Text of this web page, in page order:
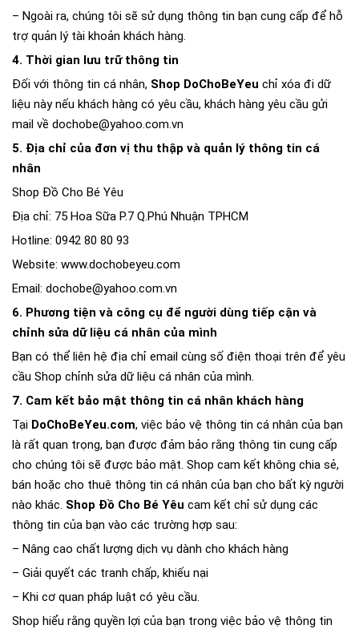
– Ngoài ra, chúng tôi sẽ sử dụng thông tin bạn cung cấp để hỗ
trợ quản lý tài khoản khách hàng.
4. Thời gian lưu trữ thông tin
Đối với thông tin cá nhân, Shop DoChoBeYeu chỉ xóa đi dữ
liệu này nếu khách hàng có yêu cầu, khách hàng yêu cầu gửi
mail về dochobe@yahoo.com.vn
5. Địa chỉ của đơn vị thu thập và quản lý thông tin cá
nhân
Shop Đồ Cho Bé Yêu
Địa chỉ: 75 Hoa Sữa P.7 Q.Phú Nhuận TPHCM
Hotline: 0942 80 80 93
Website: www.dochobeyeu.com
Email: dochobe@yahoo.com.vn
6. Phương tiện và công cụ để người dùng tiếp cận và
chỉnh sửa dữ liệu cá nhân của mình
Bạn có thể liên hệ địa chỉ email cùng số điện thoại trên để yêu
cầu Shop chỉnh sửa dữ liệu cá nhân của mình.
7. Cam kết bảo mật thông tin cá nhân khách hàng
Tại DoChoBeYeu.com, việc bảo vệ thông tin cá nhân của bạn
là rất quan trọng, bạn được đảm bảo rằng thông tin cung cấp
cho chúng tôi sẽ được bảo mật. Shop cam kết không chia sẻ,
bán hoặc cho thuê thông tin cá nhân của bạn cho bất kỳ người
nào khác. Shop Đồ Cho Bé Yêu cam kết chỉ sử dụng các
thông tin của bạn vào các trường hợp sau:
– Nâng cao chất lượng dịch vụ dành cho khách hàng
– Giải quyết các tranh chấp, khiếu nại
– Khi cơ quan pháp luật có yêu cầu.
Shop hiểu rằng quyền lợi của bạn trong việc bảo vệ thông tin